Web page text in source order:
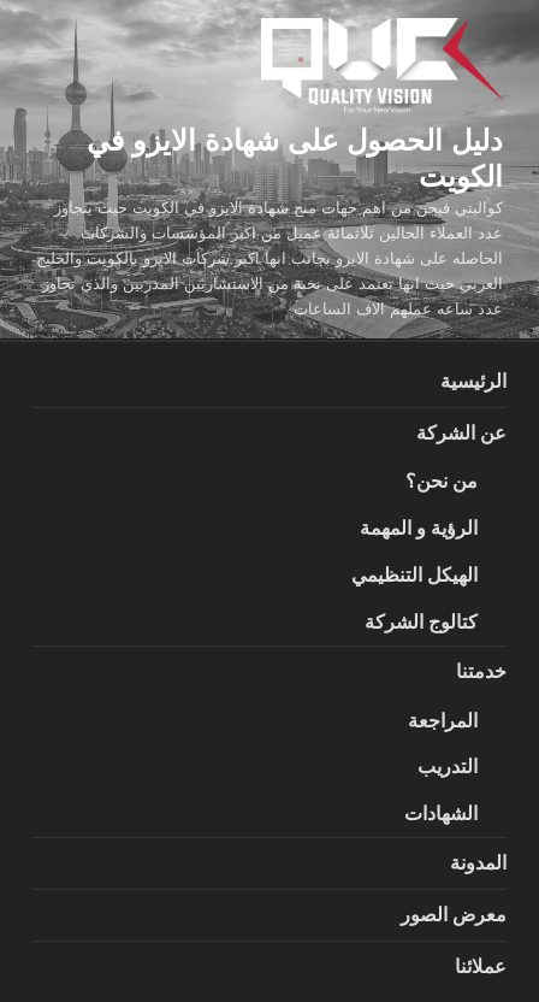
المحتوى
دليل الحصول على شهادة الايزو في
الكويت
كواليتي فيجن من اهم جهات منح شهادة الايزو في الكويت حيث يتجاوز
عدد العملاء الحالين ثلاثمائة عميل من اكبر المؤسسات والشركات
الحاصله على شهادة الايزو بجانب انها اكبر شركات الايزو بالكويت والخليج
العربي حيث انها تعتمد على نخبة من الاستشاريين المدربين والذي تجاوز
عدد ساعه عملهم الاف الساعات
الرئيسية
عن الشركة
من نحن؟
الرؤية و المهمة
الهيكل التنظيمي
كتالوج الشركة
خدمتنا
المراجعة
التدريب
الشهادات
المدونة
معرض الصور
عملائنا